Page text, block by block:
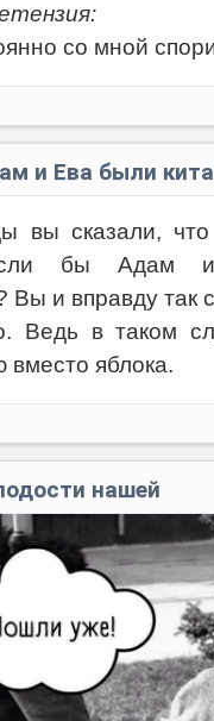
со мной
и Ева были
вы сказали,
бы Адам
Вы и вправду так
Ведь в таком
вместо яблока.
нашей